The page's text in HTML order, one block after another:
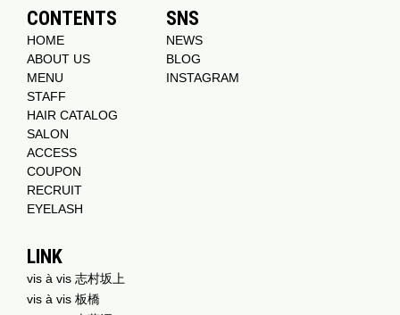
CONTENTS
HOME
ABOUT US
MENU
STAFF
HAIR CATALOG
SALON
ACCESS
COUPON
RECRUIT
EYELASH
SNS
NEWS
BLOG
INSTAGRAM
LINK
vis à vis 志村坂上
vis à vis 板橋